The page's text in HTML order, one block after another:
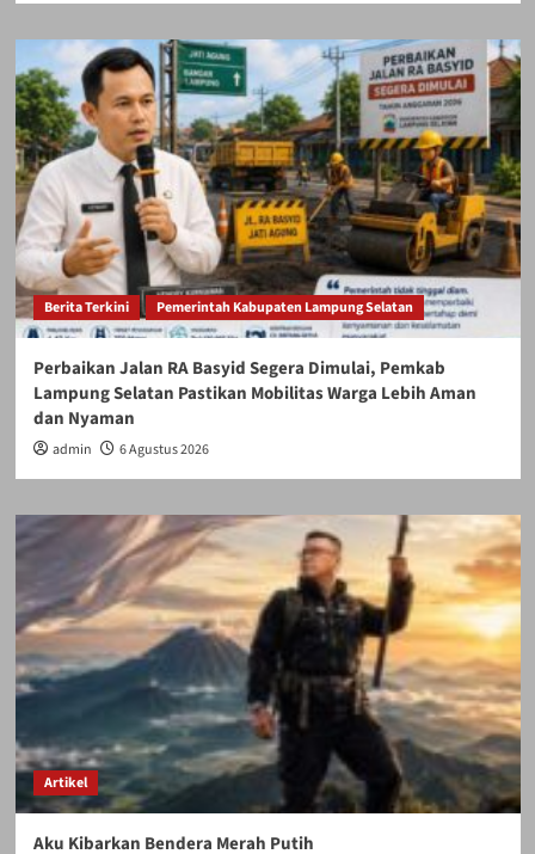
Berita Terkini Pemerintah Kabupaten Lampung Selatan
Perbaikan Jalan RA Basyid Segera Dimulai, Pemkab
Lampung Selatan Pastikan Mobilitas Warga Lebih Aman
dan Nyaman
admin 6 Agustus 2026
Artikel
Aku Kibarkan Bendera Merah Putih